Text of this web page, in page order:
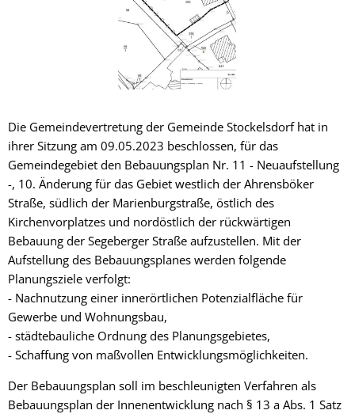
Die Gemeindevertretung der Gemeinde Stockelsdorf hat in
ihrer Sitzung am 09.05.2023 beschlossen, für das
Gemeindegebiet den Bebauungsplan Nr. 11 - Neuaufstellung
-, 10. Änderung für das Gebiet westlich der Ahrensböker
Straße, südlich der Marienburgstraße, östlich des
Kirchenvorplatzes und nordöstlich der rückwärtigen
Bebauung der Segeberger Straße aufzustellen. Mit der
Aufstellung des Bebauungsplanes werden folgende
Planungsziele verfolgt:
- Nachnutzung einer innerörtlichen Potenzialfläche für
Gewerbe und Wohnungsbau,
- städtebauliche Ordnung des Planungsgebietes,
- Schaffung von maßvollen Entwicklungsmöglichkeiten.
Der Bebauungsplan soll im beschleunigten Verfahren als
Bebauungsplan der Innenentwicklung nach § 13 a Abs. 1 Satz